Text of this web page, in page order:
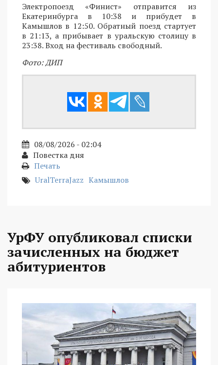
Электропоезд «Финист» отправится из
Екатеринбурга в 10:38 и прибудет в
Камышлов в 12:50. Обратный поезд стартует
в 21:13, а прибывает в уральскую столицу в
23:38. Вход на фестиваль свободный.
Фото: ДИП
08/08/2026 - 02:04
Повестка дня
Печать
UralTerraJazz Камышлов
УрФУ опубликовал списки
зачисленных на бюджет
абитуриентов